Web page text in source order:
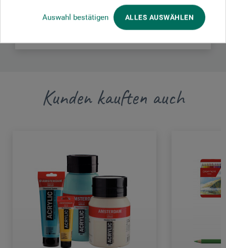
Auswahl bestätigen ALLES AUSWÄHLEN
Kunden kauften auch